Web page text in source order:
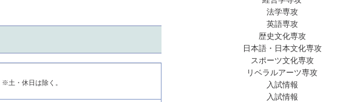
法学専攻
英語専攻
歴史文化専攻
日本語・日本文化専攻
スポーツ文化専攻
リベラルアーツ専攻
入試情報
入試情報
※土・休日は除く。